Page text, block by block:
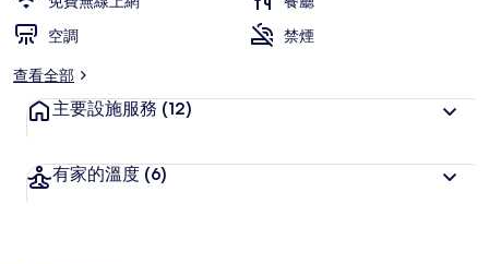
空調
禁煙
查看全部
主要設施服務 (12)
有家的溫度 (6)